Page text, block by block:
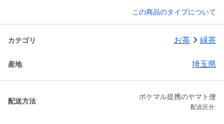
この商品のタイプについて
カテゴリ お茶 緑茶
産地 埼玉県
配送方法
ポケマル提携のヤマト便
配送区分: